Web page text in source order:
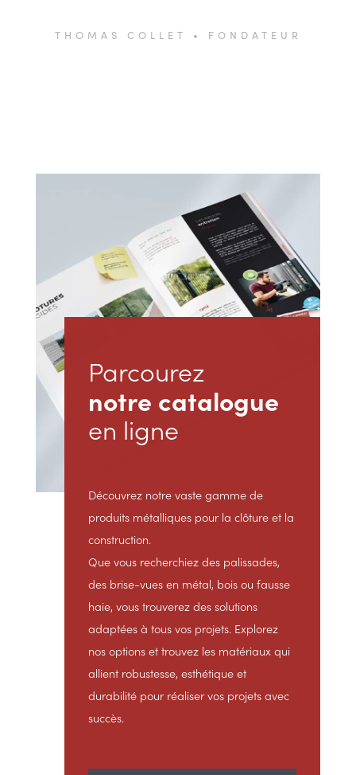
THOMAS COLLET • FONDATEUR
Parcourez
notre catalogue
en ligne
Découvrez notre vaste gamme de
produits métalliques pour la clôture et la
construction.
Que vous recherchiez des palissades,
des brise-vues en métal, bois ou fausse
haie, vous trouverez des solutions
adaptées à tous vos projets. Explorez
nos options et trouvez les matériaux qui
allient robustesse, esthétique et
durabilité pour réaliser vos projets avec
succès.